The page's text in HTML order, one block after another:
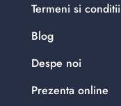
Termeni si conditii
Blog
Despe noi
Prezenta online